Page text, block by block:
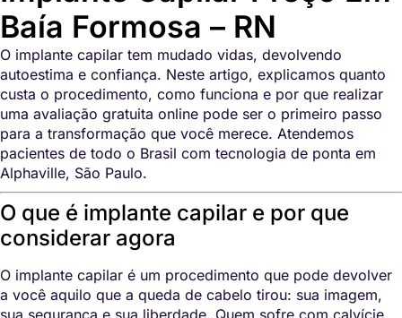
Baía Formosa – RN
O implante capilar tem mudado vidas, devolvendo
autoestima e confiança. Neste artigo, explicamos quanto
custa o procedimento, como funciona e por que realizar
uma avaliação gratuita online pode ser o primeiro passo
para a transformação que você merece. Atendemos
pacientes de todo o Brasil com tecnologia de ponta em
Alphaville, São Paulo.
O que é implante capilar e por que
considerar agora
O implante capilar é um procedimento que pode devolver
a você aquilo que a queda de cabelo tirou: sua imagem,
sua segurança e sua liberdade. Quem sofre com calvície